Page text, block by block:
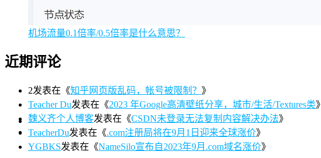
机场流量0.1倍率/0.5倍率是什么意思？
近期评论
2发表在《知乎网页版乱码，帐号被限制？ 》
Teacher Du发表在《2023 年Google高清壁纸分享，城市/生活/Textures类》
魏义齐个人博客发表在《CSDN未登录无法复制内容解决办法》
TeacherDu发表在《.com注册局将在9月1日迎来全球涨价》
YGBKS发表在《NameSilo宣布自2023年9月.com域名涨价》